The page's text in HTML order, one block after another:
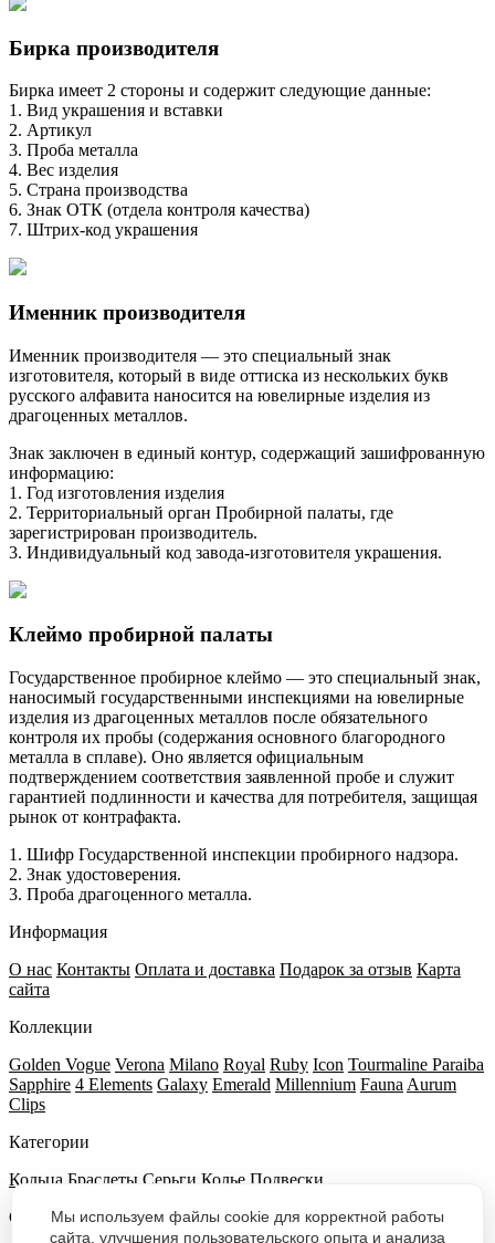
Бирка производителя
Бирка имеет 2 стороны и содержит следующие данные:
1. Вид украшения и вставки
2. Артикул
3. Проба металла
4. Вес изделия
5. Страна производства
6. Знак ОТК (отдела контроля качества)
7. Штрих-код украшения
Именник производителя
Именник производителя — это специальный знак
изготовителя, который в виде оттиска из нескольких букв
русского алфавита наносится на ювелирные изделия из
драгоценных металлов.
Знак заключен в единый контур, содержащий зашифрованную
информацию:
1. Год изготовления изделия
2. Территориальный орган Пробирной палаты, где
зарегистрирован производитель.
3. Индивидуальный код завода-изготовителя украшения.
Клеймо пробирной палаты
Государственное пробирное клеймо — это специальный знак,
наносимый государственными инспекциями на ювелирные
изделия из драгоценных металлов после обязательного
контроля их пробы (содержания основного благородного
металла в сплаве). Оно является официальным
подтверждением соответствия заявленной пробе и служит
гарантией подлинности и качества для потребителя, защищая
рынок от контрафакта.
1. Шифр Государственной инспекции пробирного надзора.
2. Знак удостоверения.
3. Проба драгоценного металла.
Информация
О нас Контакты Оплата и доставка Подарок за отзыв Карта
сайта
Коллекции
Golden Vogue Verona Milano Royal Ruby Icon Tourmaline Paraiba
Sapphire 4 Elements Galaxy Emerald Millennium Fauna Aurum
Clips
Категории
Кольца Браслеты Серьги Колье Подвески
Салоны VOITKO
Мы используем файлы cookie для корректной работы
сайта, улучшения пользовательского опыта и анализа